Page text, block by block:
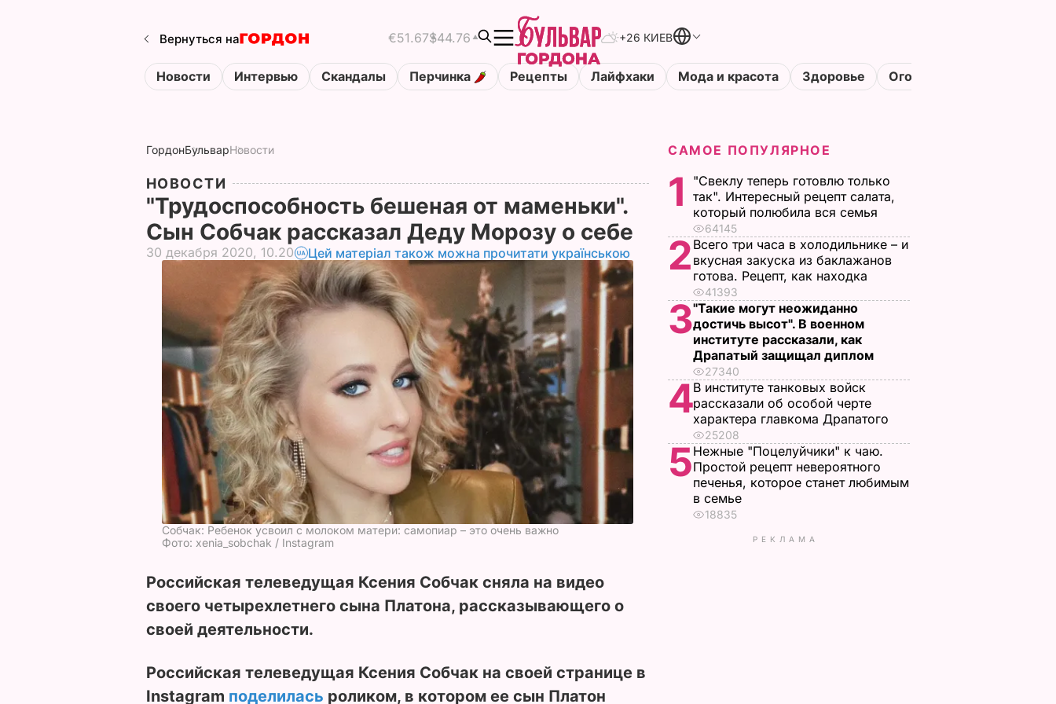
Вернуться на €51.67$44.76 +26 КИЕВ
Новости Интервью Скандалы Перчинка Рецепты Лайфхаки Мода и красота Здоровье Огороды
ГордонБульварНовости
НОВОСТИ
"Трудоспособность бешеная от маменьки".
Сын Собчак рассказал Деду Морозу о себе
30 декабря 2020, 10.20 Цей матеріал також можна прочитати українською
Собчак: Ребенок усвоил с молоком матери: самопиар – это очень важно
Фото: xenia_sobchak / Instagram
Российская телеведущая Ксения Собчак сняла на видео
своего четырехлетнего сына Платона, рассказывающего о
своей деятельности.
Российская телеведущая Ксения Собчак на своей странице в
Instagram поделилась роликом, в котором ее сын Платон
САМОЕ ПОПУЛЯРНОЕ
1
"Свеклу теперь готовлю только
так". Интересный рецепт салата,
который полюбила вся семья
64145
2 Всего три часа в холодильнике – и
вкусная закуска из баклажанов
готова. Рецепт, как находка
41393
3"Такие могут неожиданно
достичь высот". В военном
институте рассказали, как
Драпатый защищал диплом
27340
4В институте танковых войск
рассказали об особой черте
характера главкома Драпатого
25208
5Нежные "Поцелуйчики" к чаю.
Простой рецепт невероятного
печенья, которое станет любимым
в семье
18835
РЕКЛАМА